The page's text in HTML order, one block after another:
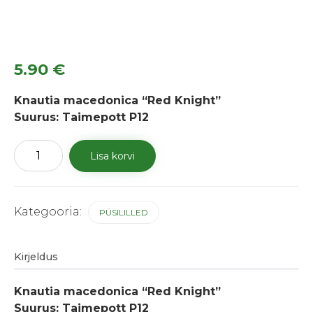
5.90 €
Knautia macedonica “Red Knight”
Suurus: Taimepott P12
Makedoonia
äiatar
"Red
Lisa korvi
Kategooria: PÜSILILLED
Kirjeldus
Knautia macedonica “Red Knight”
Suurus: Taimepott P12